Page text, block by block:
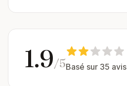
1.9/5Basé sur 35 avis